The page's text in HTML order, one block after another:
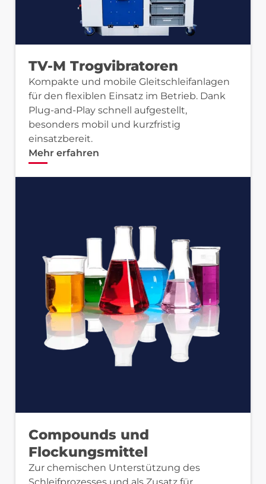
TV-M Trogvibratoren
Kompakte und mobile Gleitschleifanlagen
für den flexiblen Einsatz im Betrieb. Dank
Plug-and-Play schnell aufgestellt,
besonders mobil und kurzfristig
einsatzbereit.
Mehr erfahren
Compounds und
Flockungsmittel
Zur chemischen Unterstützung des
Schleifprozesses und als Zusatz für